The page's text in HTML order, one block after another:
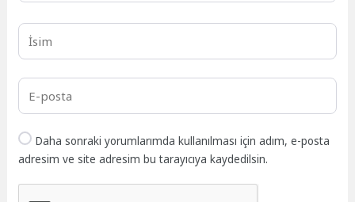
Daha sonraki yorumlarımda kullanılması için adım, e-posta
adresim ve site adresim bu tarayıcıya kaydedilsin.